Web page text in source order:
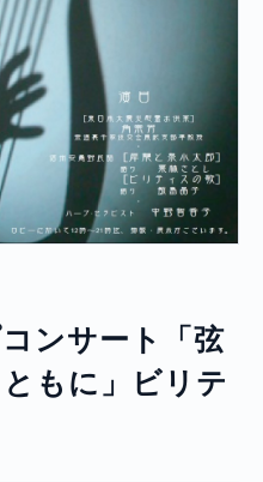
ンサート「弦
もに」ビリテ